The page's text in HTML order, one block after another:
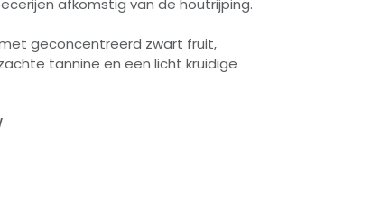
afkomstig van de houtrijping.
geconcentreerd zwart fruit,
tannine en een licht kruidige